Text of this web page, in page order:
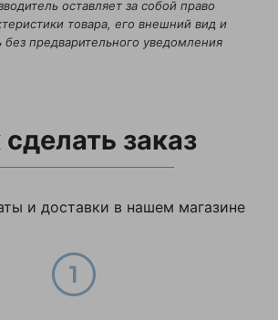
оставляет за собой право
товара, его внешний вид и
без предварительного уведомления
заказ
и доставки в нашем магазине